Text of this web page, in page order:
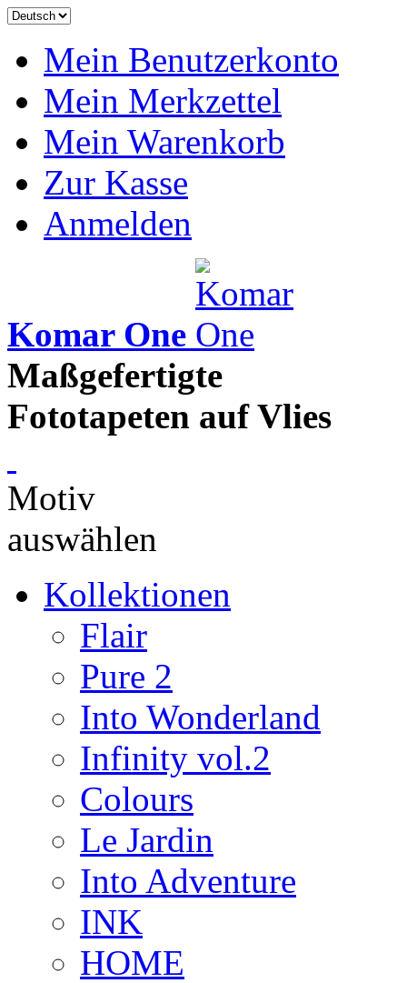
Mein Benutzerkonto
Mein Merkzettel
Mein Warenkorb
Zur Kasse
Anmelden
Komar One
Maßgefertigte
Fototapeten auf Vlies
Motiv
auswählen
Kollektionen
Flair
Pure 2
Into Wonderland
Infinity vol.2
Colours
Le Jardin
Into Adventure
INK
HOME